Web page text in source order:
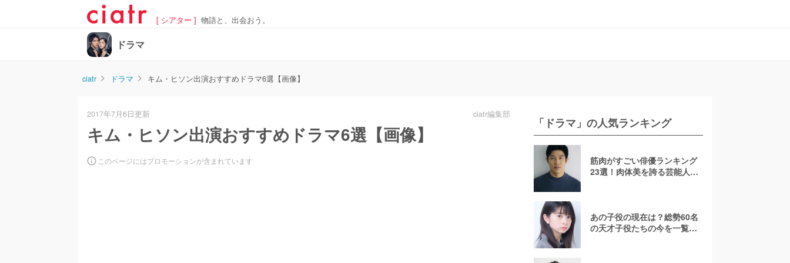
[ シアター ] 物語と、出会おう。
ドラマ
ciatr ドラマ キム・ヒソン出演おすすめドラマ6選【画像】
2017年7月6日更新 ciatr編集部
キム・ヒソン出演おすすめドラマ6選【画像】
このページにはプロモーションが含まれています
「ドラマ」の人気ランキング
筋肉がすごい俳優ランキング
23選！肉体美を誇る芸能人を
あの子役の現在は？総勢60名
の天才子役たちの今を一覧で